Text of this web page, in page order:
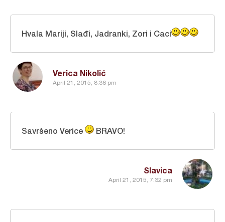
Verica Nikolić
April 21, 2015, 8:36 pm
Hvala Mariji, Slađi, Jadranki, Zori i Caci
Slavica
April 21, 2015, 7:32 pm
Savršeno Verice BRAVO!